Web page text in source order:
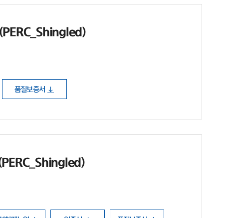
품질보증서